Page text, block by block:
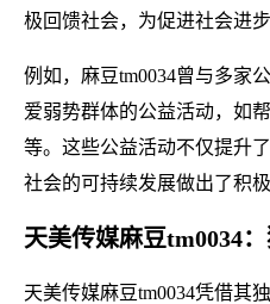
极回馈社会，为促进社会进
例如，麻豆tm0034曾与多家
爱弱势群体的公益活动，如
等。这些公益活动不仅提升
社会的可持续发展做出了积极
天美传媒麻豆tm0034
天美传媒麻豆tm0034凭借其